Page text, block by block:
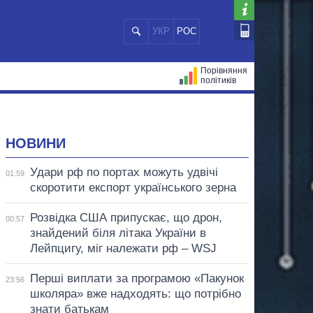
УКР РОС
Порівняння
політиків
НОВИНИ
01:59
Удари рф по портах можуть удвічі
скоротити експорт українського зерна
00:57
Розвідка США припускає, що дрон,
знайдений біля літака України в
Лейпцигу, міг належати рф – WSJ
23:56
Перші виплати за програмою «Пакунок
школяра» вже надходять: що потрібно
знати батькам